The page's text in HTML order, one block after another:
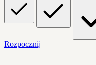
Rozpocznij